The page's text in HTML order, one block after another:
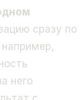
сразу по
него